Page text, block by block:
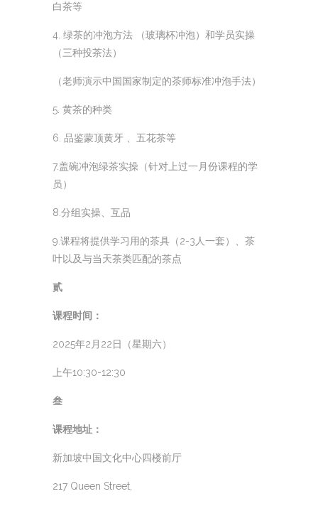
白茶等
4. 绿茶的冲泡方法 （玻璃杯冲泡）和学员实操
（三种投茶法）
（老师演示中国国家制定的茶师标准冲泡手法）
5. 黄茶的种类
6. 品鉴蒙顶黄牙 、五花茶等
7.盖碗冲泡绿茶实操（针对上过一月份课程的学
员）
8.分组实操、互品
9.课程将提供学习用的茶具（2-3人一套）、茶
叶以及与当天茶类匹配的茶点
贰
课程时间：
2025年2月22日（星期六）
上午10:30-12:30
叁
课程地址：
新加坡中国文化中心四楼前厅
217 Queen Street,